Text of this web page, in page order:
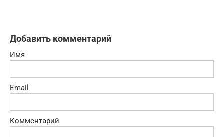
Добавить комментарий
Имя
Email
Комментарий